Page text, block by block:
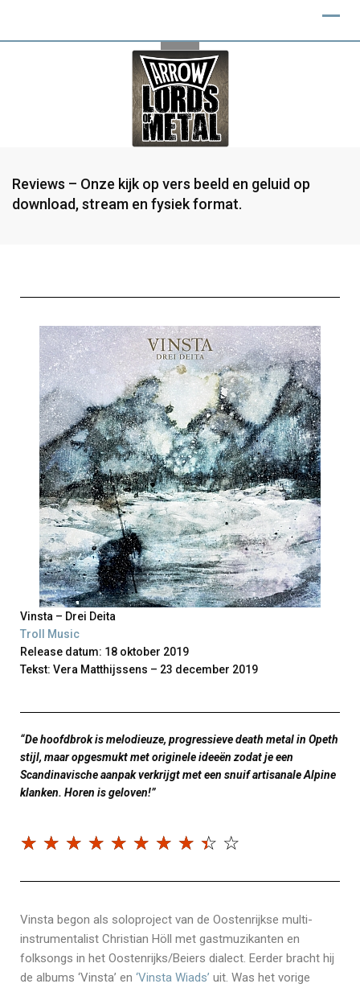
Reviews – Onze kijk op vers beeld en geluid op
download, stream en fysiek format.
Vinsta – Drei Deita
Troll Music
Release datum: 18 oktober 2019
Tekst: Vera Matthijssens – 23 december 2019
“De hoofdbrok is melodieuze, progressieve death metal in Opeth
stijl, maar opgesmukt met originele ideeën zodat je een
Scandinavische aanpak verkrijgt met een snuif artisanale Alpine
klanken. Horen is geloven!”
☆ ☆ ☆ ☆ ☆ ☆ ☆ ☆ ☆ ☆
Vinsta begon als soloproject van de Oostenrijkse multi-
instrumentalist Christian Höll met gastmuzikanten en
folksongs in het Oostenrijks/Beiers dialect. Eerder bracht hij
de albums ‘Vinsta’ en ‘Vinsta Wiads’ uit. Was het vorige